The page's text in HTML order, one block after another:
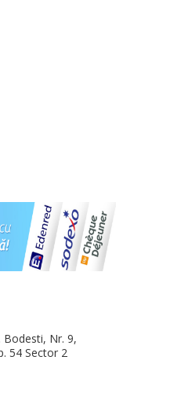
Bodesti, Nr. 9,
Sector 2